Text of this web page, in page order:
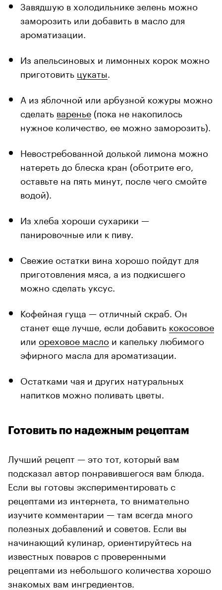
Завядшую в холодильнике зелень можно
заморозить или добавить в масло для
ароматизации.
Из апельсиновых и лимонных корок можно
приготовить цукаты
А из яблочной или арбузной кожуры можно
сделать варенье (пока не накопилось
нужное количество, ее можно заморозить).
Невостребованной долькой лимона можно
натереть до блеска кран (оботрите его,
оставьте на пять минут, после чего смойте
водой).
Из хлеба хороши сухарики —
панировочные или к пиву.
Свежие остатки вина хорошо пойдут для
приготовления мяса, а из подкисшего
можно сделать уксус.
Кофейная гуща — отличный скраб. Он
станет еще лучше, если добавить кокосовое
или ореховое масло и капельку любимого
эфирного масла для ароматизации.
Остатками чая и других натуральных
напитков можно поливать цветы.
Готовить по надежным рецептам
Лучший рецепт — это тот, который вам
подсказал автор понравившегося вам блюда.
Если вы готовы экспериментировать с
рецептами из интернета, то внимательно
изучите комментарии — там всегда много
полезных добавлений и советов. Если вы
начинающий кулинар, ориентируйтесь на
известных поваров с проверенными
рецептами из небольшого количества хорошо
знакомых вам ингредиентов.